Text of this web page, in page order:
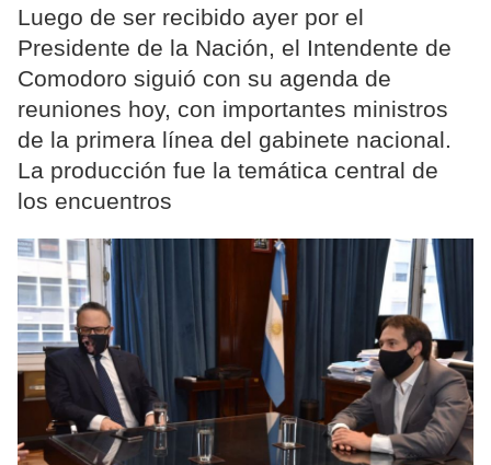
Luego de ser recibido ayer por el
Presidente de la Nación, el Intendente de
Comodoro siguió con su agenda de
reuniones hoy, con importantes ministros
de la primera línea del gabinete nacional.
La producción fue la temática central de
los encuentros